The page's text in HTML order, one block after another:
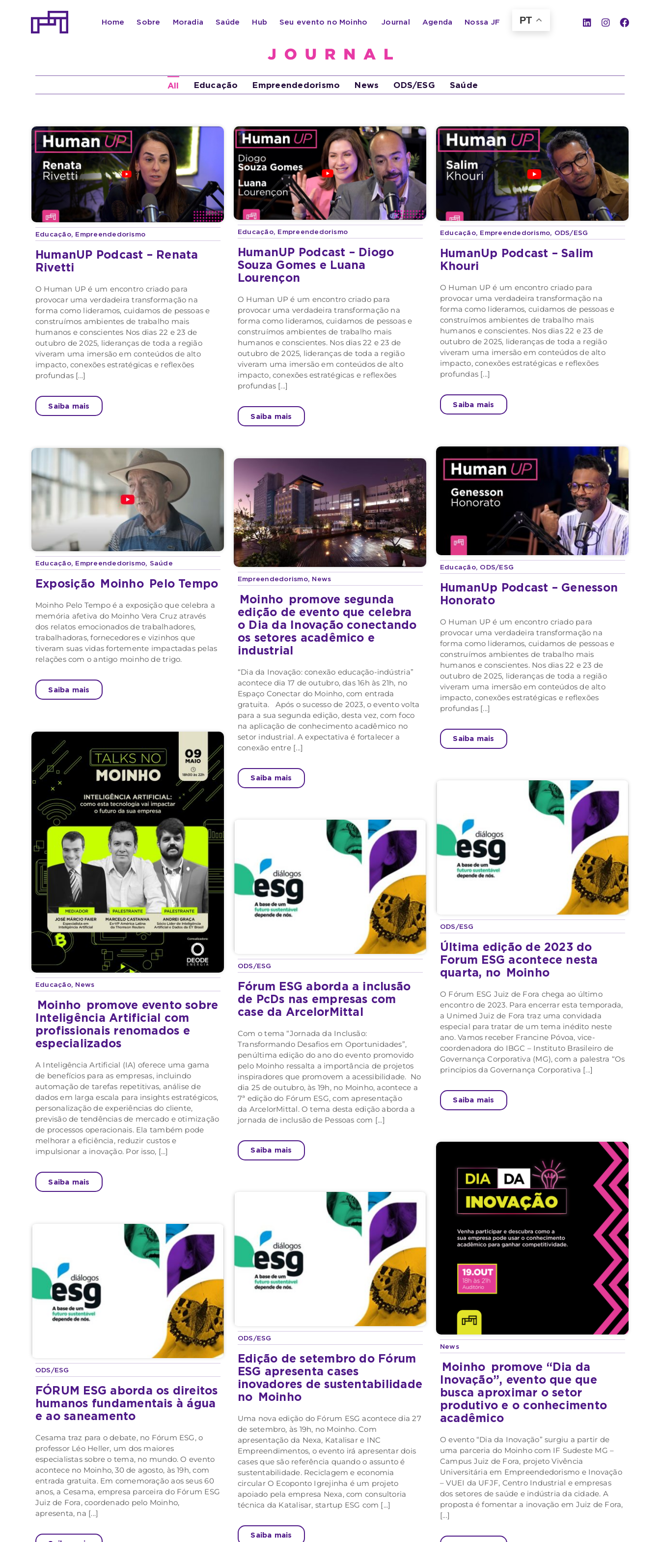
Home Sobre Moradia Saúde Hub Seu evento no Moinho Journal Agenda Nossa JF PT
All Educação Empreendedorismo News ODS/ESG Saúde
Educação, Empreendedorismo
HumanUP Podcast – Renata
Rivetti
O Human UP é um encontro criado para
provocar uma verdadeira transformação na
forma como lideramos, cuidamos de pessoas e
construímos ambientes de trabalho mais
humanos e conscientes Nos dias 22 e 23 de
outubro de 2025, lideranças de toda a região
viveram uma imersão em conteúdos de alto
impacto, conexões estratégicas e reflexões
profundas [...]
Saiba mais
Educação, Empreendedorismo
HumanUP Podcast – Diogo
Souza Gomes e Luana
Lourençon
O Human UP é um encontro criado para
provocar uma verdadeira transformação na
forma como lideramos, cuidamos de pessoas e
construímos ambientes de trabalho mais
humanos e conscientes. Nos dias 22 e 23 de
outubro de 2025, lideranças de toda a região
viveram uma imersão em conteúdos de alto
impacto, conexões estratégicas e reflexões
profundas [...]
Saiba mais
Educação, Empreendedorismo, ODS/ESG
HumanUp Podcast – Salim
Khouri
O Human UP é um encontro criado para
provocar uma verdadeira transformação na
forma como lideramos, cuidamos de pessoas e
construímos ambientes de trabalho mais
humanos e conscientes. Nos dias 22 e 23 de
outubro de 2025, lideranças de toda a região
viveram uma imersão em conteúdos de alto
impacto, conexões estratégicas e reflexões
profundas [...]
Saiba mais
Educação, ODS/ESG
HumanUp Podcast – Genesson
Honorato
O Human UP é um encontro criado para
provocar uma verdadeira transformação na
forma como lideramos, cuidamos de pessoas e
construímos ambientes de trabalho mais
humanos e conscientes. Nos dias 22 e 23 de
outubro de 2025, lideranças de toda a região
viveram uma imersão em conteúdos de alto
impacto, conexões estratégicas e reflexões
profundas [...]
Saiba mais
Educação, Empreendedorismo, Saúde
Exposição Moinho Pelo Tempo
Moinho Pelo Tempo é a exposição que celebra a
memória afetiva do Moinho Vera Cruz através
dos relatos emocionados de trabalhadores,
trabalhadoras, fornecedores e vizinhos que
tiveram suas vidas fortemente impactadas pelas
relações com o antigo moinho de trigo.
Saiba mais
Empreendedorismo, News
Moinho promove segunda
edição de evento que celebra
o Dia da Inovação conectando
os setores acadêmico e
industrial
“Dia da Inovação: conexão educação-indústria”
acontece dia 17 de outubro, das 16h às 21h, no
Espaço Conectar do Moinho, com entrada
gratuita. Após o sucesso de 2023, o evento volta
para a sua segunda edição, desta vez, com foco
na aplicação de conhecimento acadêmico no
setor industrial. A expectativa é fortalecer a
conexão entre [...]
Saiba mais
Educação, News
Moinho promove evento sobre
Inteligência Artificial com
profissionais renomados e
especializados
A Inteligência Artificial (IA) oferece uma gama
de benefícios para as empresas, incluindo
automação de tarefas repetitivas, análise de
dados em larga escala para insights estratégicos,
personalização de experiências do cliente,
previsão de tendências de mercado e otimização
de processos operacionais. Ela também pode
melhorar a eficiência, reduzir custos e
impulsionar a inovação. Por isso, [...]
Saiba mais
ODS/ESG
Última edição de 2023 do
Forum ESG acontece nesta
quarta, no Moinho
O Fórum ESG Juiz de Fora chega ao último
encontro de 2023. Para encerrar esta temporada,
a Unimed Juiz de Fora traz uma convidada
especial para tratar de um tema inédito neste
ano. Vamos receber Francine Póvoa, vice-
coordenadora do IBGC – Instituto Brasileiro de
Governança Corporativa (MG), com a palestra “Os
princípios da Governança Corporativa [...]
Saiba mais
ODS/ESG
Fórum ESG aborda a inclusão
de PcDs nas empresas com
case da ArcelorMittal
Com o tema “Jornada da Inclusão:
Transformando Desafios em Oportunidades”,
penúltima edição do ano do evento promovido
pelo Moinho ressalta a importância de projetos
inspiradores que promovem a acessibilidade. No
dia 25 de outubro, às 19h, no Moinho, acontece a
7ª edição do Fórum ESG, com apresentação
da ArcelorMittal. O tema desta edição aborda a
jornada de inclusão de Pessoas com [...]
Saiba mais
News
Moinho promove “Dia da
Inovação”, evento que que
busca aproximar o setor
produtivo e o conhecimento
acadêmico
O evento “Dia da Inovação” surgiu a partir de
uma parceria do Moinho com IF Sudeste MG –
Campus Juiz de Fora, projeto Vivência
Universitária em Empreendedorismo e Inovação
– VUEI da UFJF, Centro Industrial e empresas
dos setores de saúde e indústria da cidade. A
proposta é fomentar a inovação em Juiz de Fora,
[...]
ODS/ESG
Edição de setembro do Fórum
ESG apresenta cases
inovadores de sustentabilidade
no Moinho
Uma nova edição do Fórum ESG acontece dia 27
de setembro, às 19h, no Moinho. Com
apresentação da Nexa, Katalisar e INC
Empreendimentos, o evento irá apresentar dois
cases que são referência quando o assunto é
sustentabilidade. Reciclagem e economia
circular O Ecoponto Igrejinha é um projeto
apoiado pela empresa Nexa, com consultoria
técnica da Katalisar, startup ESG com [...]
Saiba mais
ODS/ESG
FÓRUM ESG aborda os direitos
humanos fundamentais à água
e ao saneamento
Cesama traz para o debate, no Fórum ESG, o
professor Léo Heller, um dos maiores
especialistas sobre o tema, no mundo. O evento
acontece no Moinho, 30 de agosto, às 19h, com
entrada gratuita. Em comemoração aos seus 60
anos, a Cesama, empresa parceira do Fórum ESG
Juiz de Fora, coordenado pelo Moinho,
apresenta, na [...]